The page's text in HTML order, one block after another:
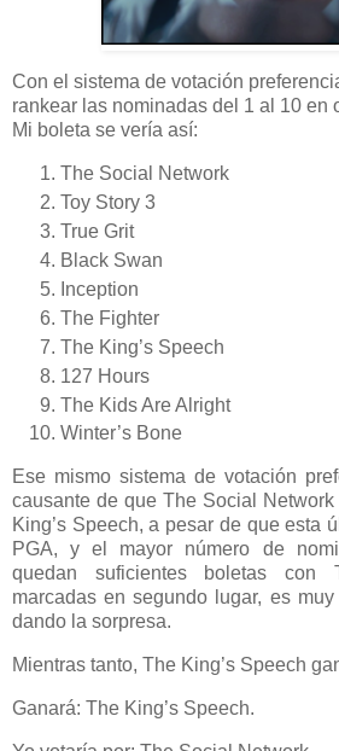
Con el sistema de votación
rankear las nominadas del 1 al 10 en
Mi boleta se vería así:
The Social Network
Toy Story 3
True Grit
Black Swan
Inception
The Fighter
The King’s Speech
127 Hours
The Kids Are Alright
Winter’s Bone
Ese mismo sistema de votación
causante de que The Social
King’s Speech, a pesar de que esta
PGA, y el mayor número de
quedan suficientes boletas con
marcadas en segundo lugar, es
dando la sorpresa.
Mientras tanto, The King’s Speech
Ganará: The King’s Speech.